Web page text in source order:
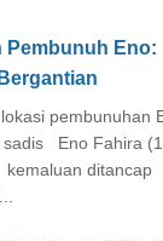
Pembunuh Eno:
pembunuhan
sadis Eno Fahira
ditancap